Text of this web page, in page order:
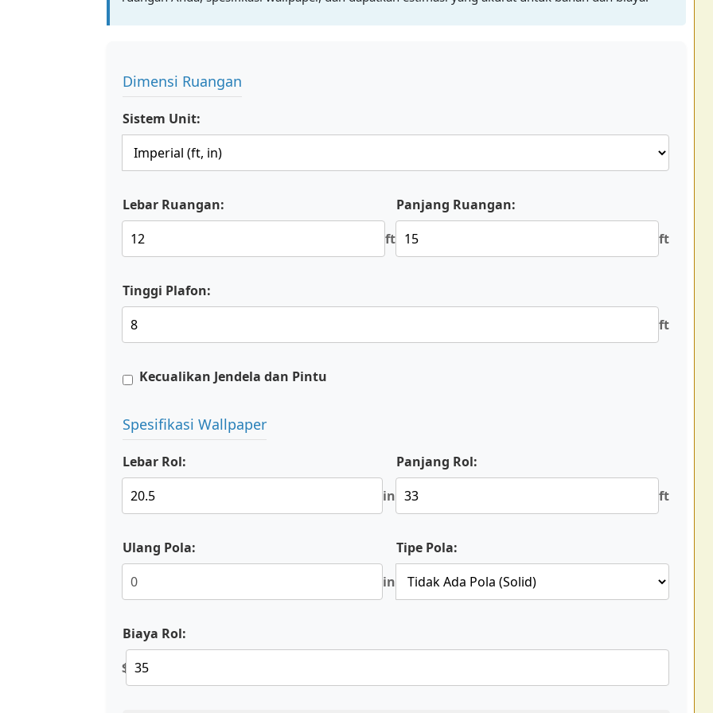
Dimensi Ruangan
Sistem Unit:
Lebar Ruangan:
ft
Panjang Ruangan:
ft
Tinggi Plafon:
ft
Kecualikan Jendela dan Pintu
Spesifikasi Wallpaper
Lebar Rol:
in
Panjang Rol:
ft
Ulang Pola:
in
Tipe Pola:
Biaya Rol:
$